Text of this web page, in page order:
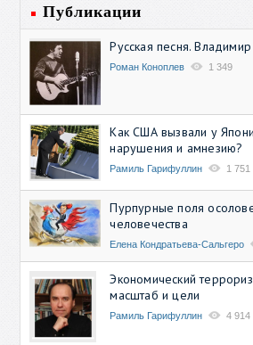
Публикации
Русская песня.
Роман Коноплев 1 349
Как США вызвали у
нарушения и амнезию?
Рамиль Гарифуллин 1 751
Пурпурные поля
человечества
Елена Кондратьева-Сальгеро
Экономический
масштаб и цели
Рамиль Гарифуллин 4 914